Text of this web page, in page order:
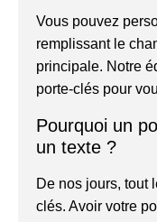
Vous pouvez
remplissant le
principale. Notre
porte-clés pour
Pourquoi un
un texte ?
De nos jours, tout
clés. Avoir votre